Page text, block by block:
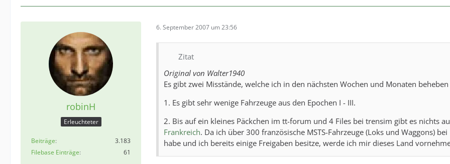
robinH
Erleuchteter
Beiträge
3.183
Filebase Einträge
61
6. September 2007 um 23:56
Zitat
Original von Walter1940
Es gibt zwei Misstände, welche ich in den nächsten Wochen und Monaten
1. Es gibt sehr wenige Fahrzeuge aus den Epochen I - III.
2. Bis auf ein kleines Päckchen im tt-forum und 4 Files bei trensim gibt es nichts
Frankreich. Da ich über 300 französische MSTS-Fahrzeuge (Loks und Waggons)
habe und ich bereits einige Freigaben besitze, werde ich mir dieses Land